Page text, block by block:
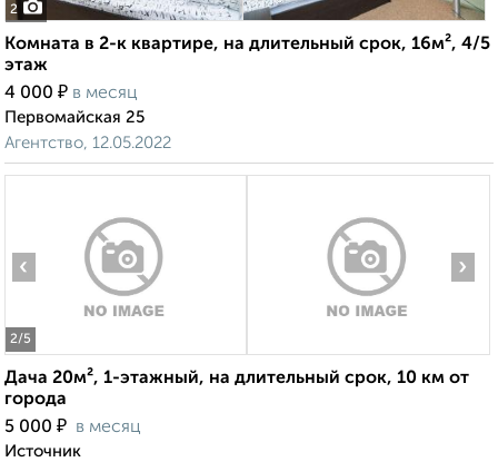
2
Комната в 2-к квартире, на длительный срок, 16м², 4/5
этаж
4 000 ₽ в месяц
Первомайская 25
Агентство, 12.05.2022
2/5
‹ ›
Дача 20м², 1-этажный, на длительный срок, 10 км от
города
5 000 ₽ в месяц
Источник